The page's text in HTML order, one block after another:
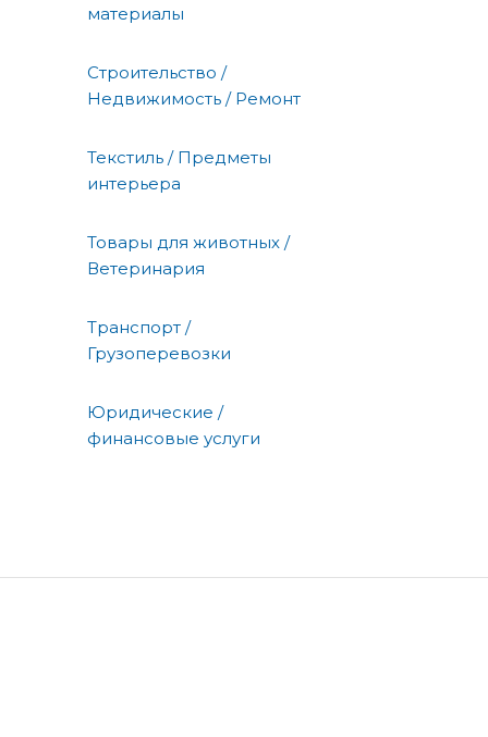
материалы
Строительство /
Недвижимость / Ремонт
Текстиль / Предметы
интерьера
Товары для животных /
Ветеринария
Транспорт /
Грузоперевозки
Юридические /
финансовые услуги